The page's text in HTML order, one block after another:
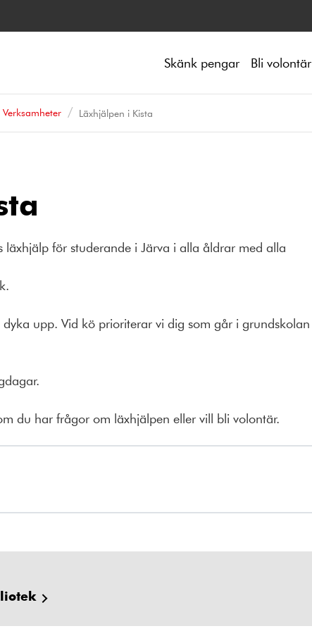
Skänk pengar Bli volontär
Verksamheter Läxhjälpen i Kista
läxhjälp för studerande i Järva i alla åldrar med alla
upp. Vid kö prioriterar vi dig som går i grundskolan
du har frågor om läxhjälpen eller vill bli volontär.